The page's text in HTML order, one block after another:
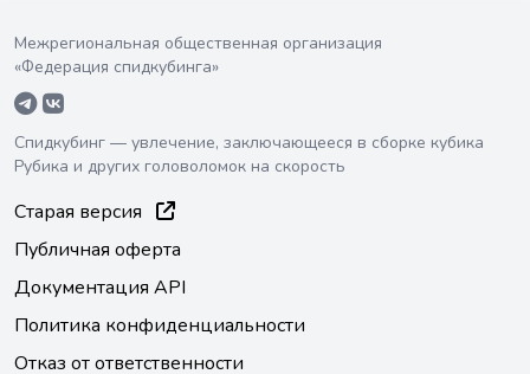
Межрегиональная общественная организация
«Федерация спидкубинга»
Спидкубинг — увлечение, заключающееся в сборке кубика
Рубика и других головоломок на скорость
Старая версия
Публичная оферта
Документация API
Политика конфиденциальности
Отказ от ответственности